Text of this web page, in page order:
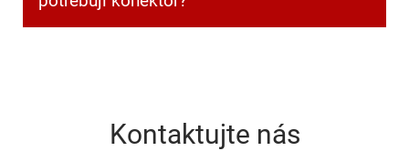
Kontaktujte nás